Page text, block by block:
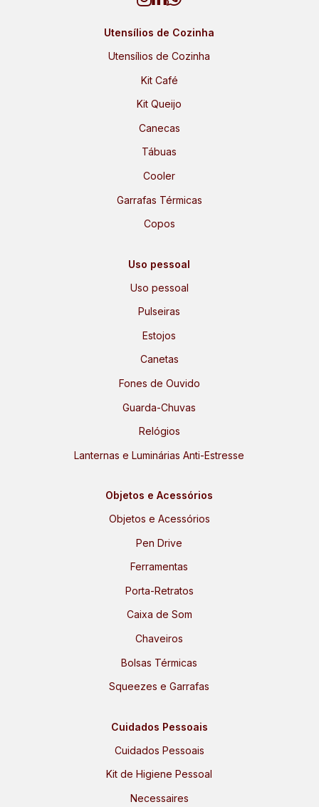
Utensílios de Cozinha
Utensílios de Cozinha
Kit Café
Kit Queijo
Canecas
Tábuas
Cooler
Garrafas Térmicas
Copos
Uso pessoal
Uso pessoal
Pulseiras
Estojos
Canetas
Fones de Ouvido
Guarda-Chuvas
Relógios
Lanternas e Luminárias Anti-Estresse
Objetos e Acessórios
Objetos e Acessórios
Pen Drive
Ferramentas
Porta-Retratos
Caixa de Som
Chaveiros
Bolsas Térmicas
Squeezes e Garrafas
Cuidados Pessoais
Cuidados Pessoais
Kit de Higiene Pessoal
Necessaires